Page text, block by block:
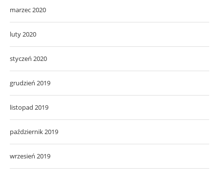
marzec 2020
luty 2020
styczeń 2020
grudzień 2019
listopad 2019
październik 2019
wrzesień 2019